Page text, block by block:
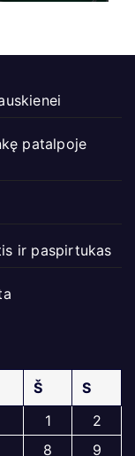
patalpoje
ir paspirtukas
Š
S
1
2
8
9